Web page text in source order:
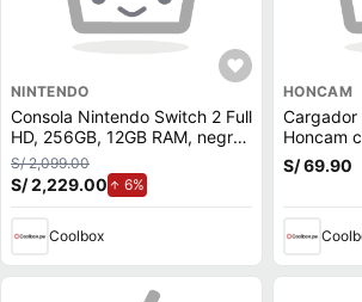
NINTENDO
Consola Nintendo Switch 2 Full
HD, 256GB, 12GB RAM, negro
+ 1 Poster
S/ 2,099.00
S/ 2,229.00 6%
Coolbox
HONCAM
Cargador
Honcam
Nintendo
rápida,
S/ 69.90